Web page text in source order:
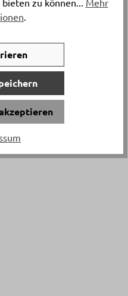
Design und
dieses Sideboard bei